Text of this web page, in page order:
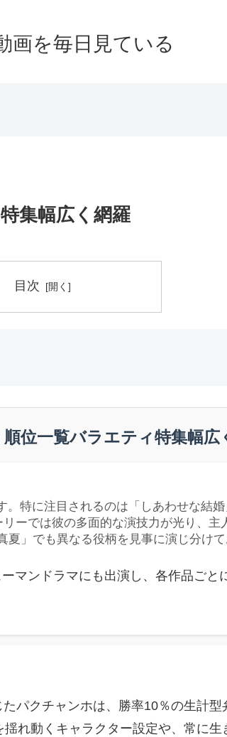
画を毎日見ている
集幅広く網羅
目次
位一覧バラエティ特集幅広
特に注目されるのは「しあわせな結
ーでは彼の多面的な演技力が光り、
」でも異なる役柄を見事に演じ分け
マンドラマにも出演し、各作品ごと
パクチャンホは、勝率10％の生計
れ動くキャラクター設定や、常に